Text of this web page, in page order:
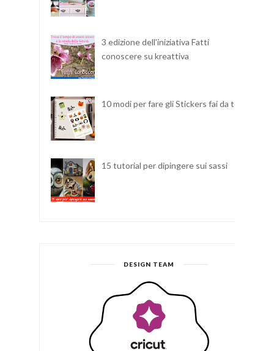
3 edizione dell'iniziativa Fatti
conoscere su kreattiva
10 modi per fare gli Stickers fai da te
15 tutorial per dipingere sui sassi
DESIGN TEAM